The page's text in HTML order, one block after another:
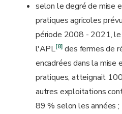
selon le degré de mise
pratiques agricoles
période 2008 - 2021,
l'APL[8] des fermes de
encadrées dans la mise
pratiques, atteignait
autres exploitations
89 % selon les années ;